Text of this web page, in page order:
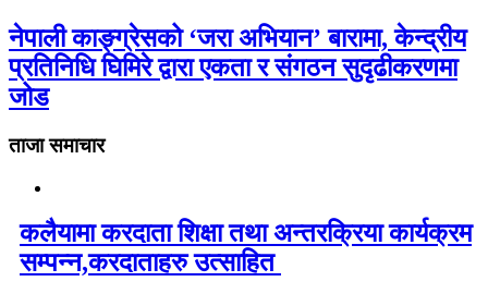
नेपाली काङ्ग्रेसको ‘जरा अभियान’ बारामा, केन्द्रीय
प्रतिनिधि घिमिरे द्वारा एकता र संगठन सुदृढीकरणमा
जोड
ताजा समाचार
कलैयामा करदाता शिक्षा तथा अन्तरक्रिया कार्यक्रम
सम्पन्न,करदाताहरु उत्साहित